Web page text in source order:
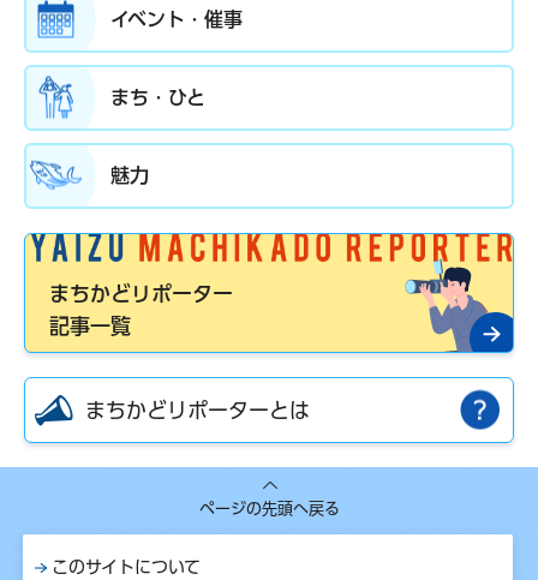
イベント・催事
まち・ひと
魅力
まちかどリポーター
記事一覧
まちかどリポーターとは
ページの先頭へ戻る
このサイトについて